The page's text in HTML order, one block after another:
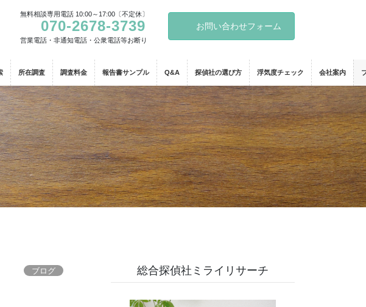
無料相談専用電話 10:00～17:00〔不定休〕
070-2678-3739
営業電話・非通知電話・公衆電話等お断り
お問い合わせフォーム
所在調査 調査料金 報告書サンプル Q&A 探偵社の選び方 浮気度チェック 会社案内
ブログ 総合探偵社ミライリサーチ